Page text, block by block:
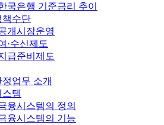
국은행 기준금리 추이
책수단
개시장운영
·수신제도
급준비제도
업무 소개
스템
융시스템의 정의
융시스템의 기능